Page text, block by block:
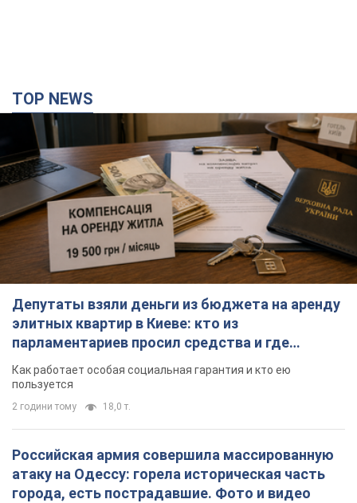
TOP NEWS
Депутаты взяли деньги из бюджета на аренду
элитных квартир в Киеве: кто из
парламентариев просил средства и где
поселился
Как работает особая социальная гарантия и кто ею
пользуется
2 години тому 18,0 т.
Российская армия совершила массированную
атаку на Одессу: горела историческая часть
города, есть пострадавшие. Фото и видео